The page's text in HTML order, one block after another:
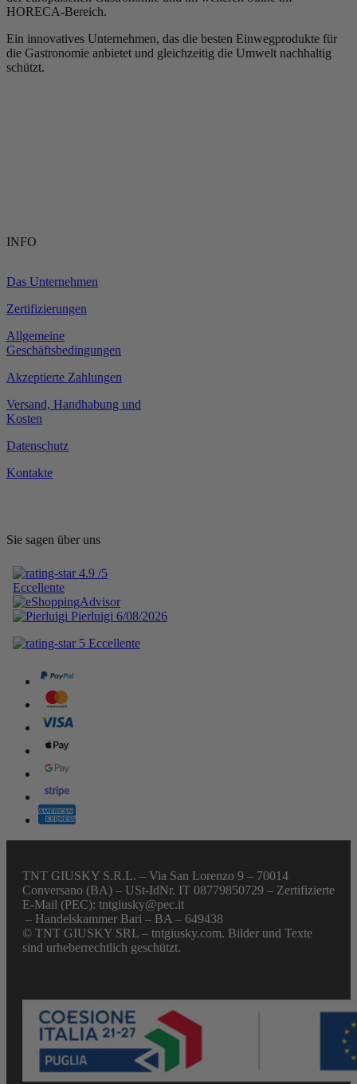
HORECA-Bereich.
Ein innovatives Unternehmen, das die besten Einwegprodukte für
die Gastronomie anbietet und gleichzeitig die Umwelt nachhaltig
schützt.
INFO
Das Unternehmen
Zertifizierungen
Allgemeine
Geschäftsbedingungen
Akzeptierte Zahlungen
Versand, Handhabung und
Kosten
Datenschutz
Kontakte
Sie sagen über uns
TNT GIUSKY S.R.L. – Via San Lorenzo 9 – 70014
Conversano (BA) – USt-IdNr. IT 08779850729 – Zertifizierte
E-Mail (PEC): tntgiusky@pec.it
– Handelskammer Bari – BA – 649438
© TNT GIUSKY SRL – tntgiusky.com. Bilder und Texte
sind urheberrechtlich geschützt.